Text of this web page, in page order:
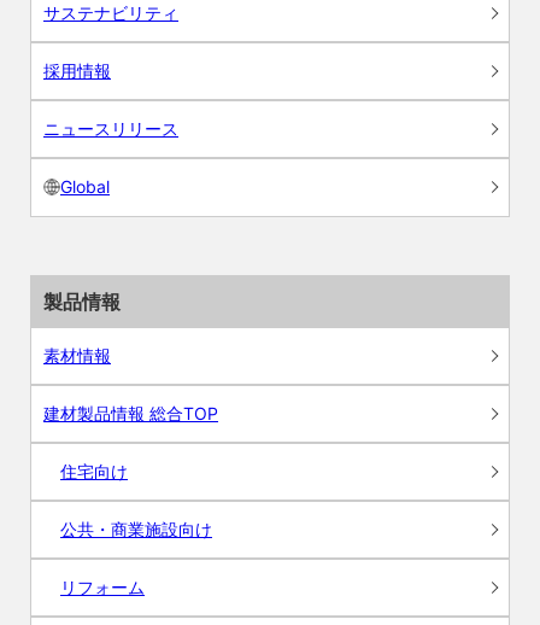
サステナビリティ
採用情報
ニュースリリース
Global
製品情報
素材情報
建材製品情報 総合TOP
住宅向け
公共・商業施設向け
リフォーム